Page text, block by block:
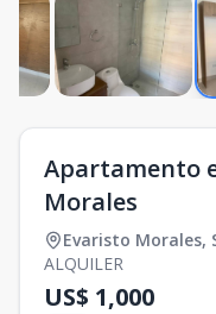
Apartamento
Morales
Evaristo Morales,
ALQUILER
US$ 1,000